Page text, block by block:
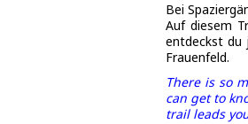
Bei
Auf diesem
entdeckst du
Frauenfeld.
There is so
can get to
trail leads